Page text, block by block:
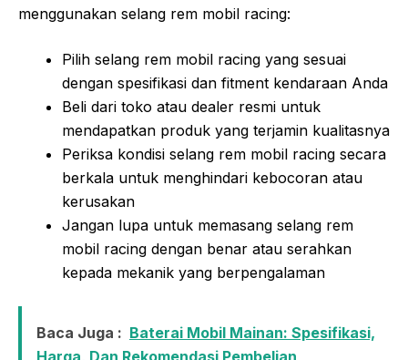
menggunakan selang rem mobil racing:
Pilih selang rem mobil racing yang sesuai
dengan spesifikasi dan fitment kendaraan Anda
Beli dari toko atau dealer resmi untuk
mendapatkan produk yang terjamin kualitasnya
Periksa kondisi selang rem mobil racing secara
berkala untuk menghindari kebocoran atau
kerusakan
Jangan lupa untuk memasang selang rem
mobil racing dengan benar atau serahkan
kepada mekanik yang berpengalaman
Baca Juga : Baterai Mobil Mainan: Spesifikasi,
Harga, Dan Rekomendasi Pembelian